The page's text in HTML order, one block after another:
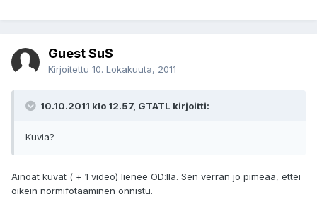
Guest SuS
Kirjoitettu 10. Lokakuuta, 2011
10.10.2011 klo 12.57, GTATL kirjoitti:
Kuvia?
Ainoat kuvat ( + 1 video) lienee OD:lla. Sen verran jo pimeää, ettei
oikein normifotaaminen onnistu.